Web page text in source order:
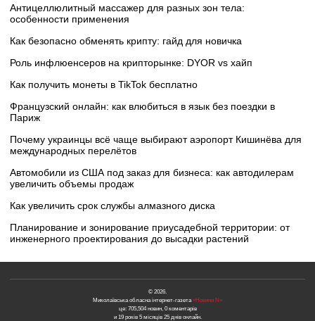
Антицеллюлитный массажер для разных зон тела:
особенности применения
Как безопасно обменять крипту: гайд для новичка
Роль инфлюенсеров на крипторынке: DYOR vs хайп
Как получить монеты в TikTok бесплатно
Французский онлайн: как влюбиться в язык без поездки в
Париж
Почему украинцы всё чаще выбирают аэропорт Кишинёва для
международных перелётов
Автомобили из США под заказ для бизнеса: как автодилерам
увеличить объемы продаж
Как увеличить срок службы алмазного диска
Планирование и зонирование приусадебной территории: от
инженерного проектирования до высадки растений
© 2026.
Миколаївська обласна інтернет-газета «Новини N»
це: 705,504 новин, 0 коментарів
и 19 років 5 місяців 25 днів онлайн.